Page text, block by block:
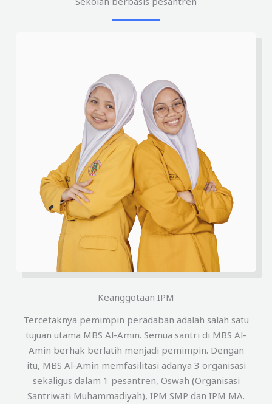
Keanggotaan IPM
Tercetaknya pemimpin peradaban adalah salah satu
tujuan utama MBS Al-Amin. Semua santri di MBS Al-
Amin berhak berlatih menjadi pemimpin. Dengan
itu, MBS Al-Amin memfasilitasi adanya 3 organisasi
sekaligus dalam 1 pesantren, Oswah (Organisasi
Santriwati Muhammadiyah), IPM SMP dan IPM MA.